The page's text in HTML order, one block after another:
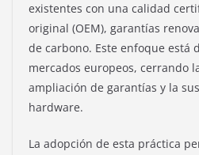
existentes con una calidad
original (OEM), garantías
de carbono. Este enfoque está
mercados europeos, cerrando
ampliación de garantías y la
hardware.
La adopción de esta práctica